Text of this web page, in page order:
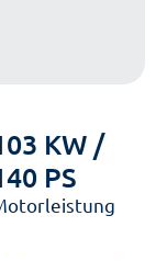
KW /
PS